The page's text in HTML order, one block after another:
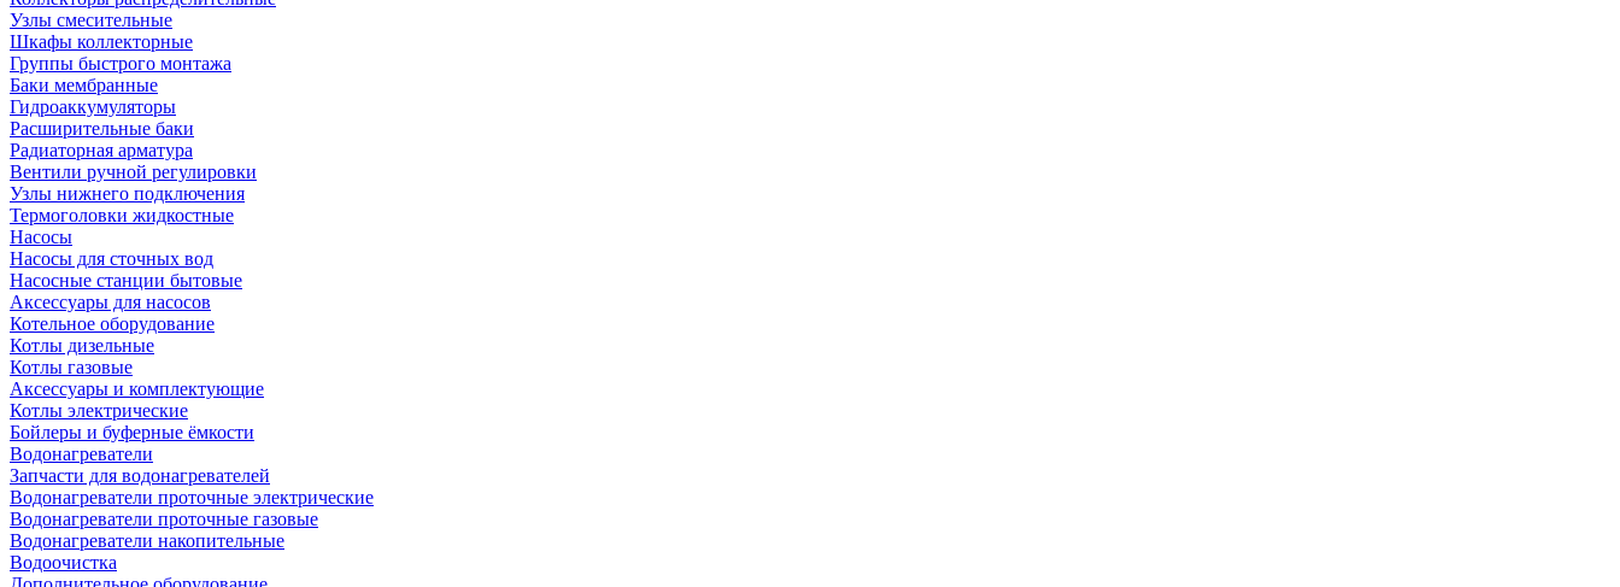
Узлы смесительные
Шкафы коллекторные
Группы быстрого монтажа
Баки мембранные
Гидроаккумуляторы
Расширительные баки
Радиаторная арматура
Вентили ручной регулировки
Узлы нижнего подключения
Термоголовки жидкостные
Насосы
Насосы для сточных вод
Насосные станции бытовые
Аксессуары для насосов
Котельное оборудование
Котлы дизельные
Котлы газовые
Аксессуары и комплектующие
Котлы электрические
Бойлеры и буферные ёмкости
Водонагреватели
Запчасти для водонагревателей
Водонагреватели проточные электрические
Водонагреватели проточные газовые
Водонагреватели накопительные
Водоочистка